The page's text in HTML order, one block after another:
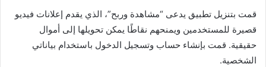
قمت بتنزيل تطبيق يدعى “مشاهدة وربح”، الذي يقدم إعلانات فيديو
قصيرة للمستخدمين ويمنحهم نقاطًا يمكن تحويلها إلى أموال
حقيقية. قمت بإنشاء حساب وتسجيل الدخول باستخدام بياناتي
الشخصية.